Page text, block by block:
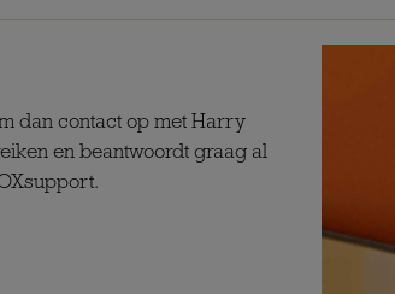
dan contact op met Harry
en beantwoordt graag al